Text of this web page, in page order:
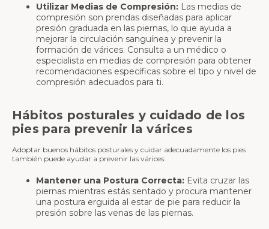
Utilizar Medias de Compresión: Las medias de
compresión son prendas diseñadas para aplicar
presión graduada en las piernas, lo que ayuda a
mejorar la circulación sanguínea y prevenir la
formación de várices. Consulta a un médico o
especialista en medias de compresión para obtener
recomendaciones específicas sobre el tipo y nivel de
compresión adecuados para ti.
Hábitos posturales y cuidado de los
pies para prevenir la várices
Adoptar buenos hábitos posturales y cuidar adecuadamente los pies
también puede ayudar a prevenir las várices:
Mantener una Postura Correcta: Evita cruzar las
piernas mientras estás sentado y procura mantener
una postura erguida al estar de pie para reducir la
presión sobre las venas de las piernas.